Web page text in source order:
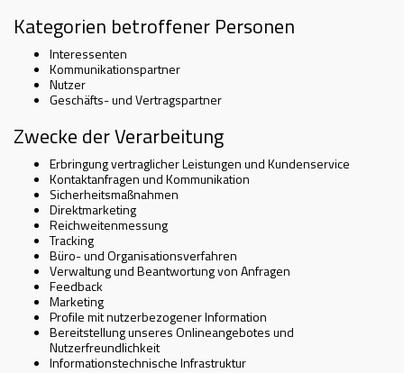
Kategorien betroffener Personen
Interessenten
Kommunikationspartner
Nutzer
Geschäfts- und Vertragspartner
Zwecke der Verarbeitung
Erbringung vertraglicher Leistungen und Kundenservice
Kontaktanfragen und Kommunikation
Sicherheitsmaßnahmen
Direktmarketing
Reichweitenmessung
Tracking
Büro- und Organisationsverfahren
Verwaltung und Beantwortung von Anfragen
Feedback
Marketing
Profile mit nutzerbezogener Information
Bereitstellung unseres Onlineangebotes und
Nutzerfreundlichkeit
Informationstechnische Infrastruktur